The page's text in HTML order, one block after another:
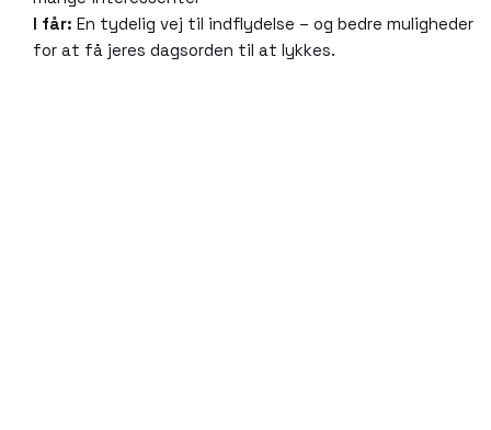
I får: En tydelig vej til indflydelse – og bedre muligheder
for at få jeres dagsorden til at lykkes.